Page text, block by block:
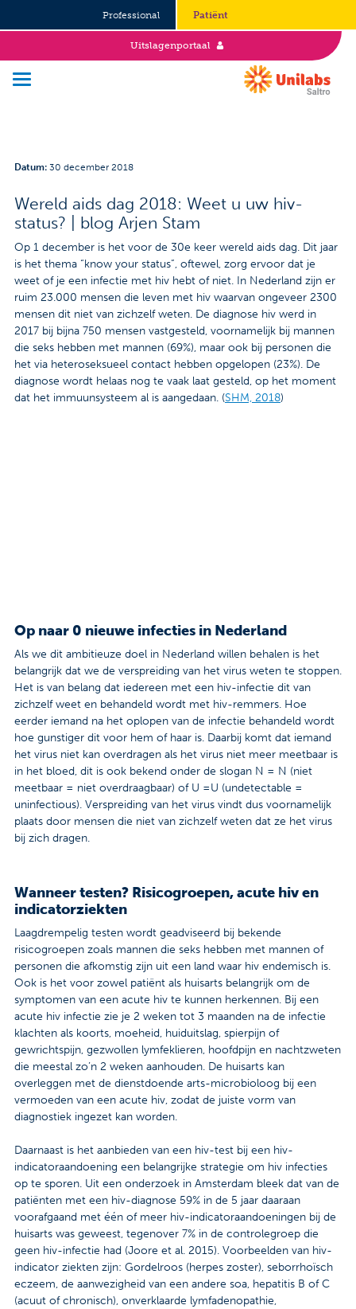
Professional Patiënt
Uitslagenportaal
Duurzaamheid en Good Governance
Werken bij
Stages
Vacatures
Contact
Veelgestelde vragen
Trombosedienst
Datum: 30 december 2018
Wereld aids dag 2018: Weet u uw hiv-
status? | blog Arjen Stam
Op 1 december is het voor de 30e keer wereld aids dag. Dit jaar
is het thema “know your status”, oftewel, zorg ervoor dat je
weet of je een infectie met hiv hebt of niet. In Nederland zijn er
ruim 23.000 mensen die leven met hiv waarvan ongeveer 2300
mensen dit niet van zichzelf weten. De diagnose hiv werd in
2017 bij bijna 750 mensen vastgesteld, voornamelijk bij mannen
die seks hebben met mannen (69%), maar ook bij personen die
het via heteroseksueel contact hebben opgelopen (23%). De
diagnose wordt helaas nog te vaak laat gesteld, op het moment
dat het immuunsysteem al is aangedaan. (SHM, 2018)
Op naar 0 nieuwe infecties in Nederland
Als we dit ambitieuze doel in Nederland willen behalen is het
belangrijk dat we de verspreiding van het virus weten te stoppen.
Het is van belang dat iedereen met een hiv-infectie dit van
zichzelf weet en behandeld wordt met hiv-remmers. Hoe
eerder iemand na het oplopen van de infectie behandeld wordt
hoe gunstiger dit voor hem of haar is. Daarbij komt dat iemand
het virus niet kan overdragen als het virus niet meer meetbaar is
in het bloed, dit is ook bekend onder de slogan N = N (niet
meetbaar = niet overdraagbaar) of U =U (undetectable =
uninfectious). Verspreiding van het virus vindt dus voornamelijk
plaats door mensen die niet van zichzelf weten dat ze het virus
bij zich dragen.
Wanneer testen? Risicogroepen, acute hiv en
indicatorziekten
Laagdrempelig testen wordt geadviseerd bij bekende
risicogroepen zoals mannen die seks hebben met mannen of
personen die afkomstig zijn uit een land waar hiv endemisch is.
Ook is het voor zowel patiënt als huisarts belangrijk om de
symptomen van een acute hiv te kunnen herkennen. Bij een
acute hiv infectie zie je 2 weken tot 3 maanden na de infectie
klachten als koorts, moeheid, huiduitslag, spierpijn of
gewrichtspijn, gezwollen lymfeklieren, hoofdpijn en nachtzweten
die meestal zo’n 2 weken aanhouden. De huisarts kan
overleggen met de dienstdoende arts-microbioloog bij een
vermoeden van een acute hiv, zodat de juiste vorm van
diagnostiek ingezet kan worden.
Daarnaast is het aanbieden van een hiv-test bij een hiv-
indicatoraandoening een belangrijke strategie om hiv infecties
op te sporen. Uit een onderzoek in Amsterdam bleek dat van de
patiënten met een hiv-diagnose 59% in de 5 jaar daaraan
voorafgaand met één of meer hiv-indicatoraandoeningen bij de
huisarts was geweest, tegenover 7% in de controlegroep die
geen hiv-infectie had (Joore et al. 2015). Voorbeelden van hiv-
indicator ziekten zijn: Gordelroos (herpes zoster), seborrhoïsch
eczeem, de aanwezigheid van een andere soa, hepatitis B of C
(acuut of chronisch), onverklaarde lymfadenopathie,